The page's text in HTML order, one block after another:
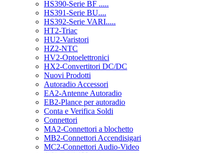
HS390-Serie BF .....
HS391-Serie BU....
HS392-Serie VARI.....
HT2-Triac
HU2-Varistori
HZ2-NTC
HV2-Optoelettronici
HX2-Convertitori DC/DC
Nuovi Prodotti
Autoradio Accessori
EA2-Antenne Autoradio
EB2-Plance per autoradio
Conta e Verifica Soldi
Connettori
MA2-Connettori a blochetto
MB2-Connettori Accendisigari
MC2-Connettori Audio-Video